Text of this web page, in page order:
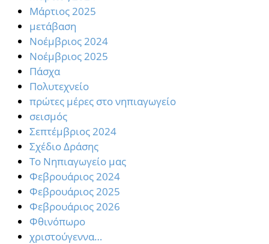
Μάρτιος 2025
μετάβαση
Νοέμβριος 2024
Νοέμβριος 2025
Πάσχα
Πολυτεχνείο
πρώτες μέρες στο νηπιαγωγείο
σεισμός
Σεπτέμβριος 2024
Σχέδιο Δράσης
Το Νηπιαγωγείο μας
Φεβρουάριος 2024
Φεβρουάριος 2025
Φεβρουάριος 2026
Φθινόπωρο
χριστούγεννα…